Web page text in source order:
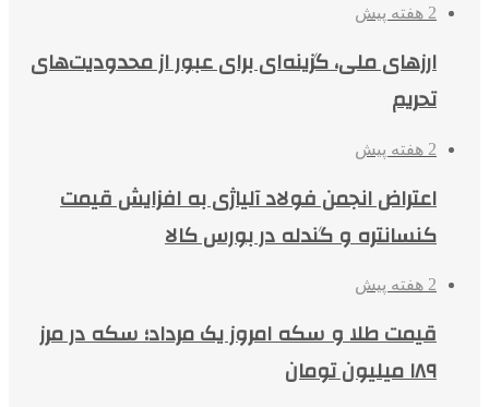
2 هفته پیش
ارزهای ملی، گزینه‌ای برای عبور از محدودیت‌های
تحریم
2 هفته پیش
اعتراض انجمن فولاد آلیاژی به افزایش قیمت
کنسانتره و گندله در بورس کالا
2 هفته پیش
قیمت طلا و سکه امروز یک مرداد؛ سکه در مرز
۱۸۹ میلیون تومان